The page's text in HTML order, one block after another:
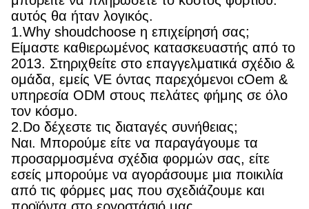
αυτός θα ήταν λογικός.
1.Why shoudchoose η επιχείρησή σας;
Είμαστε καθιερωμένος κατασκευαστής από το
2013. Στηριχθείτε στο επαγγελματικά σχέδιο &
ομάδα, εμείς VE όντας παρεχόμενοι cOem &
υπηρεσία ODM στους πελάτες φήμης σε όλο
τον κόσμο.
2.Do δέχεστε τις διαταγές συνήθειας;
Ναι. Μπορούμε είτε να παραγάγουμε τα
προσαρμοσμένα σχέδια φορμών σας, είτε
εσείς μπορούμε να αγοράσουμε μια ποικιλία
από τις φόρμες μας που σχεδιάζουμε και